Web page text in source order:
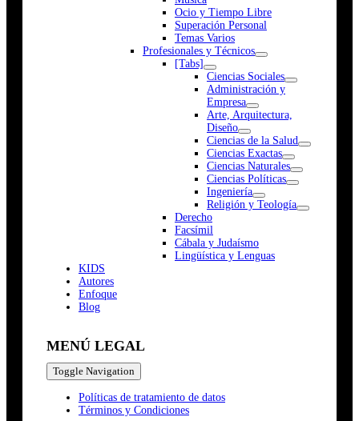
Ocio y Tiempo Libre
Superación Personal
Temas Varios
Profesionales y Técnicos
[Tabs]
Ciencias Sociales
Administración y
Empresa
Arte, Arquitectura,
Diseño
Ciencias de la Salud
Ciencias Exactas
Ciencias Naturales
Ciencias Políticas
Ingeniería
Religión y Teología
Derecho
Facsímil
Cábala y Judaísmo
Lingüística y Lenguas
KIDS
Autores
Enfoque
Blog
MENÚ LEGAL
Toggle Navigation
Políticas de tratamiento de datos
Términos y Condiciones